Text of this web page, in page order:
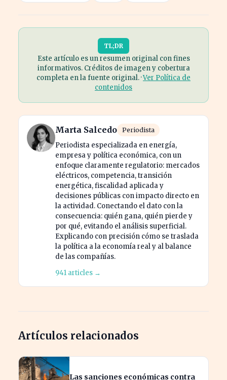
TL;DR
Este artículo es un resumen original con fines
informativos. Créditos de imagen y cobertura
completa en la fuente original. ·Ver Política de
contenidos
Marta Salcedo Periodista
Periodista especializada en energía,
empresa y política económica, con un
enfoque claramente regulatorio: mercados
eléctricos, competencia, transición
energética, fiscalidad aplicada y
decisiones públicas con impacto directo en
la actividad. Conectando el dato con la
consecuencia: quién gana, quién pierde y
por qué, evitando el análisis superficial.
Explicando con precisión cómo se traslada
la política a la economía real y al balance
de las compañías.
941 articles →
Artículos relacionados
Las sanciones económicas contra